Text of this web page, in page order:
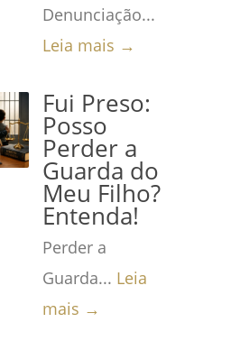
Denunciação...
Leia mais →
Fui Preso:
Posso
Perder a
Guarda do
Meu Filho?
Entenda!
Perder a
Guarda... Leia
mais →